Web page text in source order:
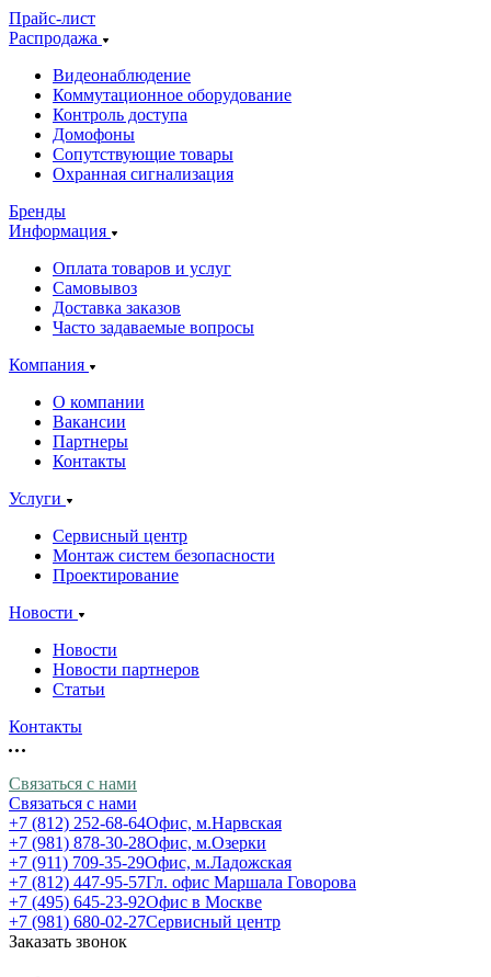
Прайс-лист
Распродажа
Видеонаблюдение
Коммутационное оборудование
Контроль доступа
Домофоны
Сопутствующие товары
Охранная сигнализация
Бренды
Информация
Оплата товаров и услуг
Самовывоз
Доставка заказов
Часто задаваемые вопросы
Компания
О компании
Вакансии
Партнеры
Контакты
Услуги
Сервисный центр
Монтаж систем безопасности
Проектирование
Новости
Новости
Новости партнеров
Статьи
Контакты
Связаться с нами
Связаться с нами
+7 (812) 252-68-64Офис, м.Нарвская
+7 (981) 878-30-28Офис, м.Озерки
+7 (911) 709-35-29Офис, м.Ладожская
+7 (812) 447-95-57Гл. офис Маршала Говорова
+7 (495) 645-23-92Офис в Москве
+7 (981) 680-02-27Сервисный центр
Заказать звонок